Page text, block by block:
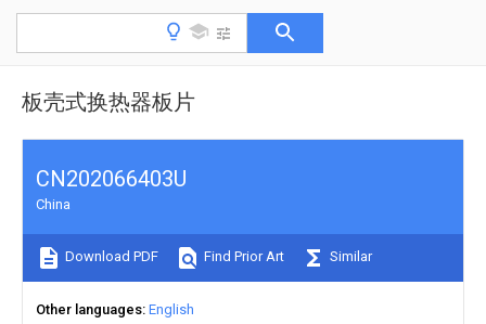
板壳式换热器板片
CN202066403U
China
Download PDF Find Prior Art Similar
Other languages English